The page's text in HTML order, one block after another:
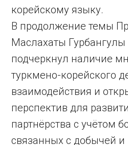
корейскому языку.
В продолжение темы
Маслахаты
подчеркнул наличие
туркмено-корейского
взаимодействия и
перспектив для
партнёрства с учётом
связанных с добычей и